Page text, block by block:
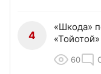
4
«Шкода»
60